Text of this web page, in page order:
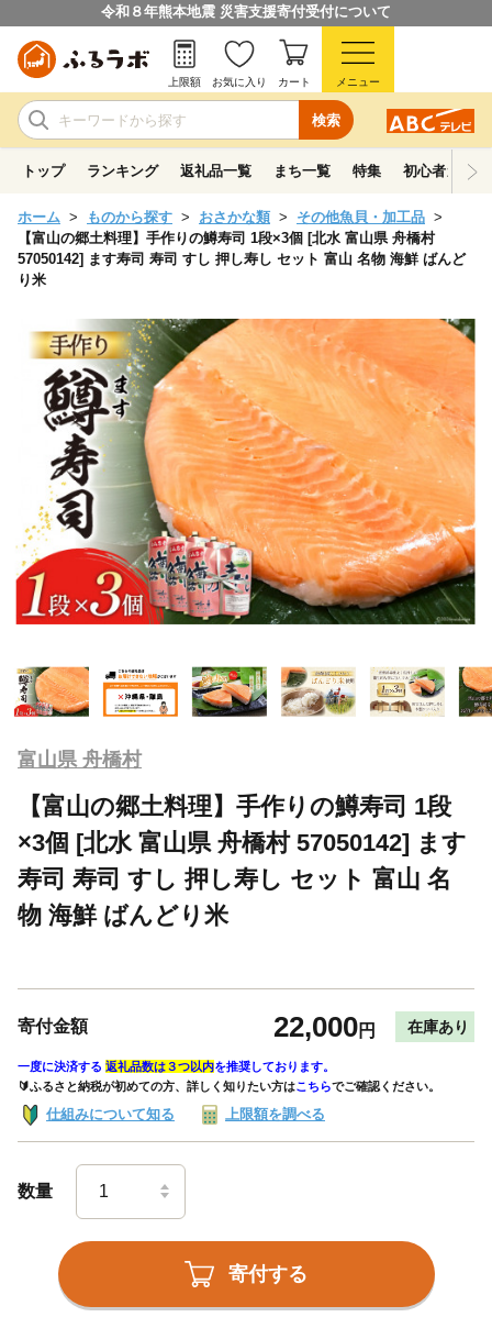
令和８年熊本地震 災害支援寄付受付について
検索
上限額 お気に入り カート メニュー
トップ ランキング 返礼品一覧 まち一覧 特集 初心者ガイド
ホーム ものから探す おさかな類
その他魚貝・加工品
【富山の郷土料理】手作りの鱒寿司 1段×3個 [北水 富山県 舟橋村
57050142] ます寿司 寿司 すし 押し寿し セット 富山 名物 海鮮 ばんど
り米
富山県 舟橋村
【富山の郷土料理】手作りの鱒寿司 1段
×3個 [北水 富山県 舟橋村 57050142] ます
寿司 寿司 すし 押し寿し セット 富山 名
物 海鮮 ばんどり米
寄付金額 22,000円 在庫あり
一度に決済する 返礼品数は３つ以内を推奨しております。
🔰ふるさと納税が初めての方、詳しく知りたい方はこちらでご確認ください。
仕組みについて知る 上限額を調べる
数量
寄付する